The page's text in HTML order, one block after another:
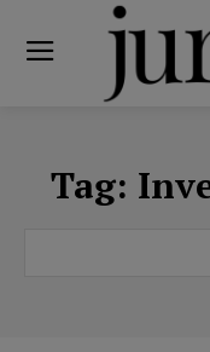
Tag: